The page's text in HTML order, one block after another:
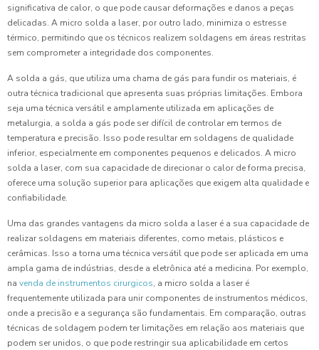
significativa de calor, o que pode causar deformações e danos a peças
delicadas. A micro solda a laser, por outro lado, minimiza o estresse
térmico, permitindo que os técnicos realizem soldagens em áreas restritas
sem comprometer a integridade dos componentes.
A solda a gás, que utiliza uma chama de gás para fundir os materiais, é
outra técnica tradicional que apresenta suas próprias limitações. Embora
seja uma técnica versátil e amplamente utilizada em aplicações de
metalurgia, a solda a gás pode ser difícil de controlar em termos de
temperatura e precisão. Isso pode resultar em soldagens de qualidade
inferior, especialmente em componentes pequenos e delicados. A micro
solda a laser, com sua capacidade de direcionar o calor de forma precisa,
oferece uma solução superior para aplicações que exigem alta qualidade e
confiabilidade.
Uma das grandes vantagens da micro solda a laser é a sua capacidade de
realizar soldagens em materiais diferentes, como metais, plásticos e
cerâmicas. Isso a torna uma técnica versátil que pode ser aplicada em uma
ampla gama de indústrias, desde a eletrônica até a medicina. Por exemplo,
na venda de instrumentos cirurgicos, a micro solda a laser é
frequentemente utilizada para unir componentes de instrumentos médicos,
onde a precisão e a segurança são fundamentais. Em comparação, outras
técnicas de soldagem podem ter limitações em relação aos materiais que
podem ser unidos, o que pode restringir sua aplicabilidade em certos